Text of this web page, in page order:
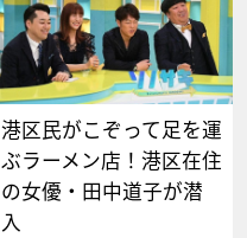
港区民がこぞって足を運
ぶラーメン店！港区在住
の女優・田中道子が潜
入